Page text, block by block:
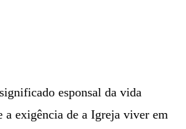
esponsal da vida
a exigência de a Igreja viver em